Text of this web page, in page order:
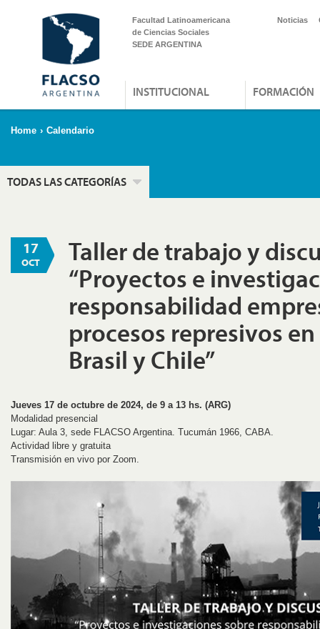
Facultad Latinoamericana
de Ciencias Sociales
SEDE ARGENTINA
Noticias
INSTITUCIONAL FORMACIÓN
Home › Calendario
TODAS LAS CATEGORÍAS
17
OCT
Taller de trabajo y
“Proyectos e
responsabilidad
procesos represivos
Brasil y Chile”
Jueves 17 de octubre de 2024, de 9 a 13 hs. (ARG)
Modalidad presencial
Lugar: Aula 3, sede FLACSO Argentina. Tucumán 1966, CABA.
Actividad libre y gratuita
Transmisión en vivo por Zoom.